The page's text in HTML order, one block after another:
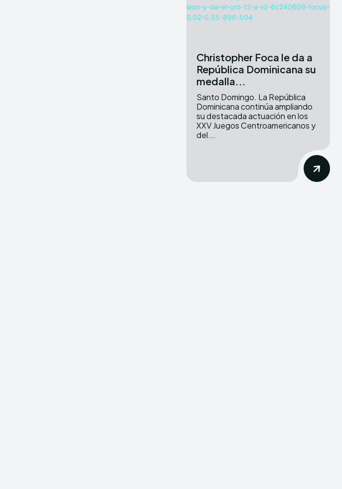
Christopher Foca le da a
República Dominicana su
medalla...
Santo Domingo. La República
Dominicana continúa ampliando
su destacada actuación en los
XXV Juegos Centroamericanos y
del...